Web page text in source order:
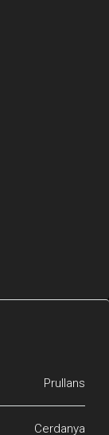
Prullans
Cerdanya